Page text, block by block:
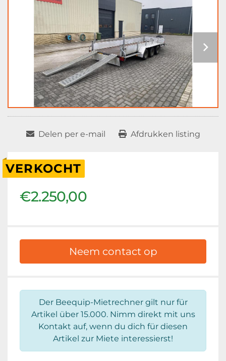
Delen per e-mail Afdrukken listing
VERKOCHT
€2.250,00
Neem contact op
Der Beequip-Mietrechner gilt nur für
Artikel über 15.000. Nimm direkt mit uns
Kontakt auf, wenn du dich für diesen
Artikel zur Miete interessierst!